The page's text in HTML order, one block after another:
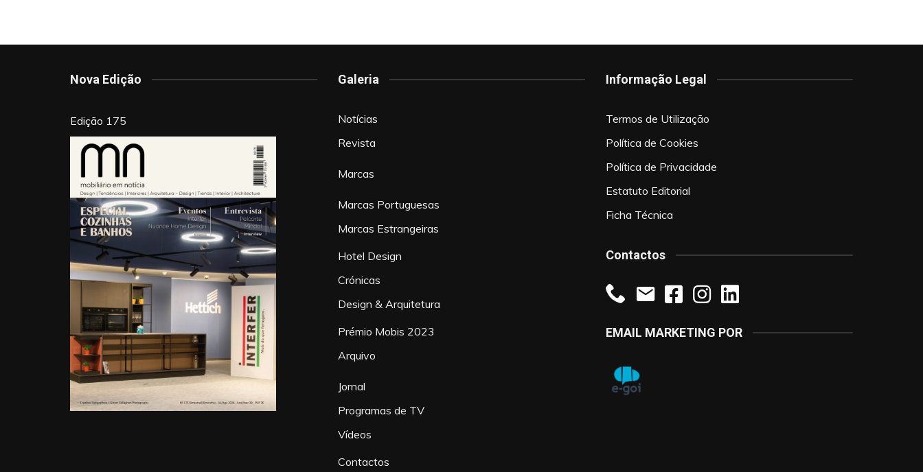
k
Nova Edição
Edição 175
Galeria
Notícias
Revista
Marcas
Marcas Portuguesas
Marcas Estrangeiras
Hotel Design
Crónicas
Design & Arquitetura
Prémio Mobis 2023
Arquivo
Jornal
Programas de TV
Vídeos
Contactos
Informação Legal
Termos de Utilização
Política de Cookies
Política de Privacidade
Estatuto Editorial
Ficha Técnica
Contactos
EMAIL MARKETING POR